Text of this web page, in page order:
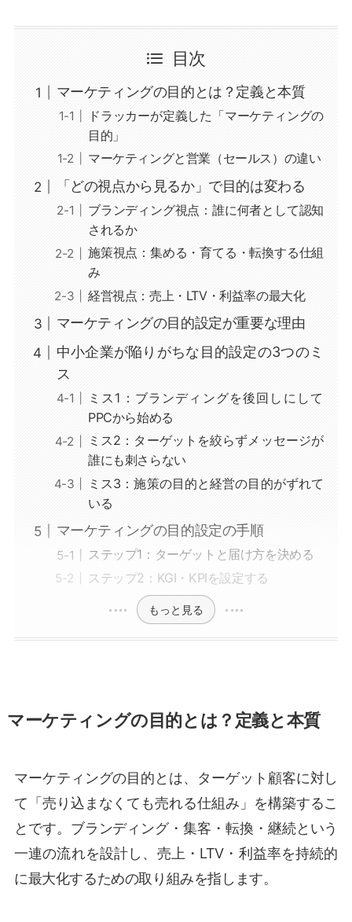
目次
マーケティングの目的とは？定義と本質
ドラッカーが定義した「マーケティングの
目的」
マーケティングと営業（セールス）の違い
「どの視点から見るか」で目的は変わる
ブランディング視点：誰に何者として認知
されるか
施策視点：集める・育てる・転換する仕組
み
経営視点：売上・LTV・利益率の最大化
マーケティングの目的設定が重要な理由
中小企業が陥りがちな目的設定の3つのミ
ス
ミス1：ブランディングを後回しにして
PPCから始める
ミス2：ターゲットを絞らずメッセージが
誰にも刺さらない
ミス3：施策の目的と経営の目的がずれて
いる
マーケティングの目的設定の手順
ステップ1：ターゲットと届け方を決める
ステップ2：KGI・KPIを設定する
もっと見る
マーケティングの目的とは？定義と本質
マーケティングの目的とは、ターゲット顧客に対し
て「売り込まなくても売れる仕組み」を構築するこ
とです。ブランディング・集客・転換・継続という
一連の流れを設計し、売上・LTV・利益率を持続的
に最大化するための取り組みを指します。